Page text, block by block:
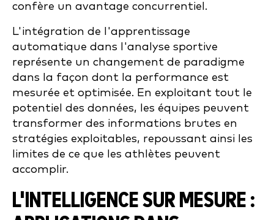
confère un avantage concurrentiel.
L'intégration de l'apprentissage
automatique dans l'analyse sportive
représente un changement de paradigme
dans la façon dont la performance est
mesurée et optimisée. En exploitant tout le
potentiel des données, les équipes peuvent
transformer des informations brutes en
stratégies exploitables, repoussant ainsi les
limites de ce que les athlètes peuvent
accomplir.
L'INTELLIGENCE SUR MESURE :